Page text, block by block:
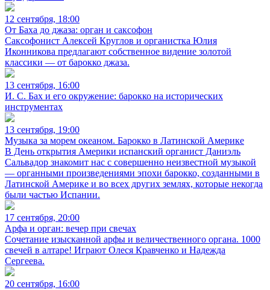
12 сентября, 18:00
От Баха до джаза: орган и саксофон
Саксофонист Алексей Круглов и органистка Юлия
Иконникова предлагают собственное видение золотой
классики — от барокко джаза.
13 сентября, 16:00
И. С. Бах и его окружение: барокко на исторических
инструментах
13 сентября, 19:00
Музыка за морем океаном. Барокко в Латинской Америке
В День открытия Америки испанский органист Даниэль
Сальвадор знакомит нас с совершенно неизвестной музыкой
— органными произведениями эпохи барокко, созданными в
Латинской Америке и во всех других землях, которые некогда
были частью Испании.
17 сентября, 20:00
Арфа и орган: вечер при свечах
Сочетание изысканной арфы и величественного органа. 1000
свечей в алтаре! Играют Олеся Кравченко и Надежда
Сергеева.
20 сентября, 16:00